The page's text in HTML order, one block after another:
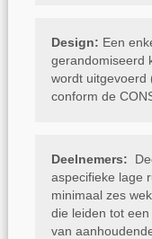
Design: Een
gerandomiseerd
wordt uitgevoerd
conform de
Deelnemers:
aspecifieke lage
minimaal zes
die leiden tot
van